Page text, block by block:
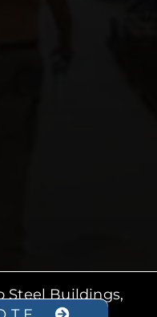
Steel Buildings,